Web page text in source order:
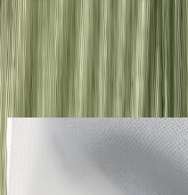
Бельевая эластичная сетка в
Похожие товары